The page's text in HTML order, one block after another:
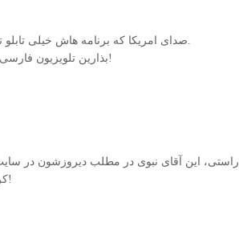
صدای امریکا که برنامه هاش خیلی تابلو تخریب گرانه و مغرضانه بود. امیدوترم بی بی سی این طور نباشه.
بذارین تلویزیون فارسی زبان دویچه وله راه بیوفته، قول میدم بی بی سی رو سوسک کنه!
راستی، این آقای نبوی در مطلب دیروزشون در
کرده! شما که برای افغان ها می نویسید، برای پوپری ها هم بنویسید!